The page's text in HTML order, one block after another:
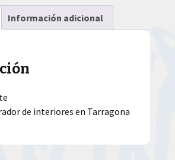
Información adicional
de interiores en Tarragona